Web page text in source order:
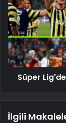
Süper
İlgili